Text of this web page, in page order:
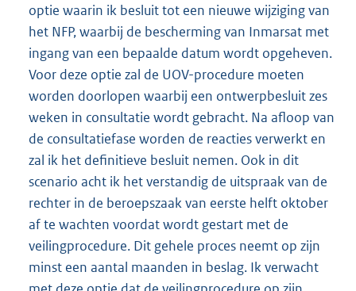
optie waarin ik besluit tot een nieuwe wijziging van
het NFP, waarbij de bescherming van Inmarsat met
ingang van een bepaalde datum wordt opgeheven.
Voor deze optie zal de UOV-procedure moeten
worden doorlopen waarbij een ontwerpbesluit zes
weken in consultatie wordt gebracht. Na afloop van
de consultatiefase worden de reacties verwerkt en
zal ik het definitieve besluit nemen. Ook in dit
scenario acht ik het verstandig de uitspraak van de
rechter in de beroepszaak van eerste helft oktober
af te wachten voordat wordt gestart met de
veilingprocedure. Dit gehele proces neemt op zijn
minst een aantal maanden in beslag. Ik verwacht